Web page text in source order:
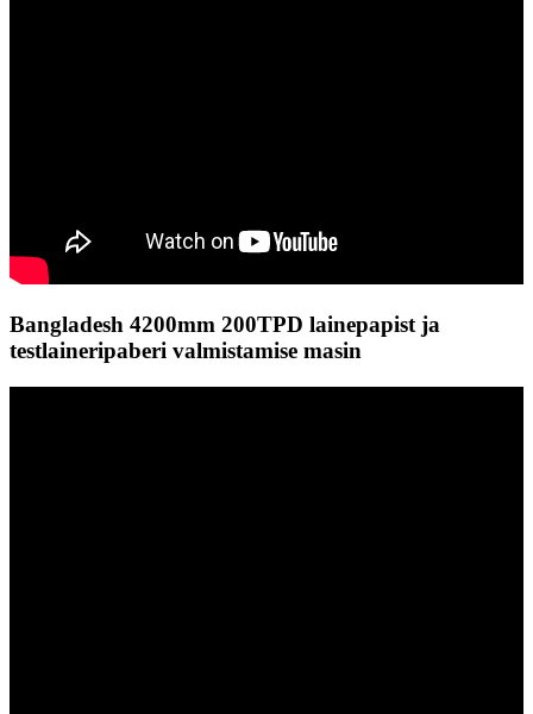
Bangladesh 4200mm 200TPD lainepapist ja
testlaineripaberi valmistamise masin